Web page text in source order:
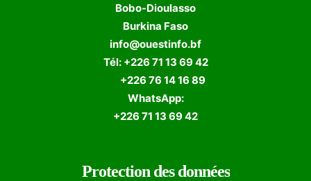
Bobo-Dioulasso
Burkina Faso
info@ouestinfo.bf
Tél: +226 71 13 69 42
+226 76 14 16 89
WhatsApp:
+226 71 13 69 42
Protection des données